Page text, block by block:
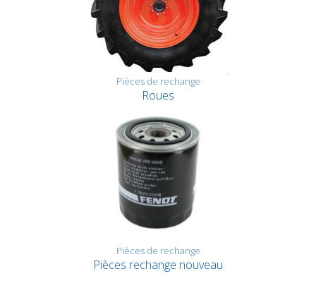
Pièces de rechange
Roues
Pièces de rechange
Pièces rechange nouveau